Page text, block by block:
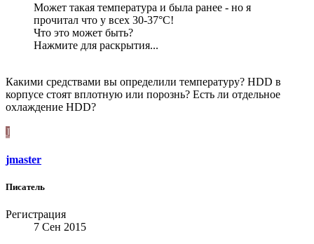
Может такая температура и была ранее - но я
прочитал что у всех 30-37°C!
Что это может быть?
Нажмите для раскрытия...
Какими средствами вы определили температуру? HDD в
корпусе стоят вплотную или порознь? Есть ли отдельное
охлаждение HDD?
J
jmaster
Писатель
Регистрация
7 Сен 2015